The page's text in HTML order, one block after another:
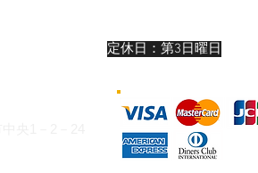
定休日：第3日曜日